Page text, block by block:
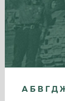
А Б В Г Д